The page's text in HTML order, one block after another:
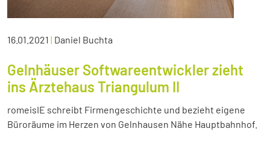
16.01.2021 | Daniel Buchta
Gelnhäuser Softwareentwickler zieht
ins Ärztehaus Triangulum II
romeisIE schreibt Firmengeschichte und bezieht eigene
Büroräume im Herzen von Gelnhausen Nähe Hauptbahnhof.